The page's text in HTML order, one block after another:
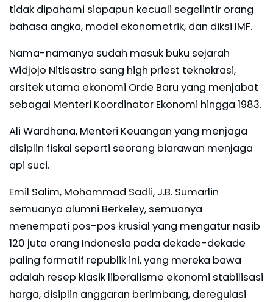
tidak dipahami siapapun kecuali segelintir orang
bahasa angka, model ekonometrik, dan diksi IMF.
Nama-namanya sudah masuk buku sejarah
Widjojo Nitisastro sang high priest teknokrasi,
arsitek utama ekonomi Orde Baru yang menjabat
sebagai Menteri Koordinator Ekonomi hingga 1983.
Ali Wardhana, Menteri Keuangan yang menjaga
disiplin fiskal seperti seorang biarawan menjaga
api suci.
Emil Salim, Mohammad Sadli, J.B. Sumarlin
semuanya alumni Berkeley, semuanya
menempati pos-pos krusial yang mengatur nasib
120 juta orang Indonesia pada dekade-dekade
paling formatif republik ini, yang mereka bawa
adalah resep klasik liberalisme ekonomi stabilisasi
harga, disiplin anggaran berimbang, deregulasi